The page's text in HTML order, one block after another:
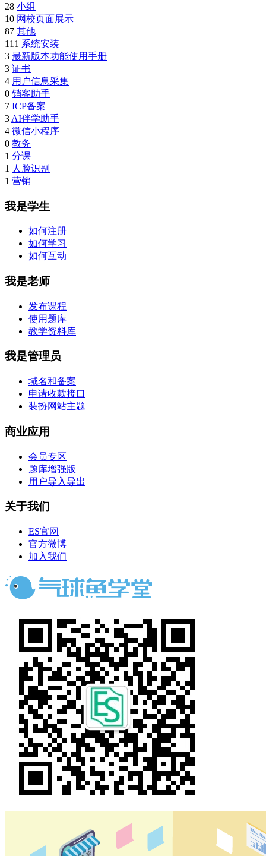
28 小组
10 网校页面展示
87 其他
111 系统安装
3 最新版本功能使用手册
3 证书
4 用户信息采集
0 销客助手
7 ICP备案
3 AI伴学助手
4 微信小程序
0 教务
1 分课
1 人脸识别
1 营销
我是学生
如何注册
如何学习
如何互动
我是老师
发布课程
使用题库
教学资料库
我是管理员
域名和备案
申请收款接口
装扮网站主题
商业应用
会员专区
题库增强版
用户导入导出
关于我们
ES官网
官方微博
加入我们